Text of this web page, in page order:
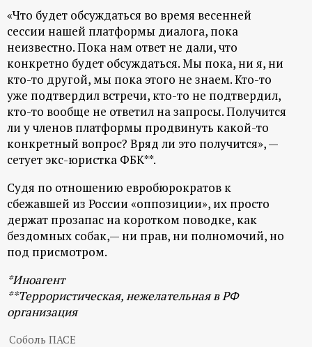
н
н
ы
й
п
о
р
т
а
л
«Что будет обсуждаться во время весенней
сессии нашей платформы диалога, пока
неизвестно. Пока нам ответ не дали, что
конкретно будет обсуждаться. Мы пока, ни я, ни
кто-то другой, мы пока этого не знаем. Кто-то
уже подтвердил встречи, кто-то не подтвердил,
кто-то вообще не ответил на запросы. Получится
ли у членов платформы продвинуть какой-то
конкретный вопрос? Вряд ли это получится», —
сетует экс-юристка ФБК**.
Судя по отношению евробюрократов к
сбежавшей из России «оппозиции», их просто
держат прозапас на коротком поводке, как
бездомных собак,— ни прав, ни полномочий, но
под присмотром.
*Иноагент
**Террористическая, нежелательная в РФ
организация
Соболь ПАСЕ